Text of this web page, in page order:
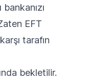
EFT
tarafın
bekletilir.